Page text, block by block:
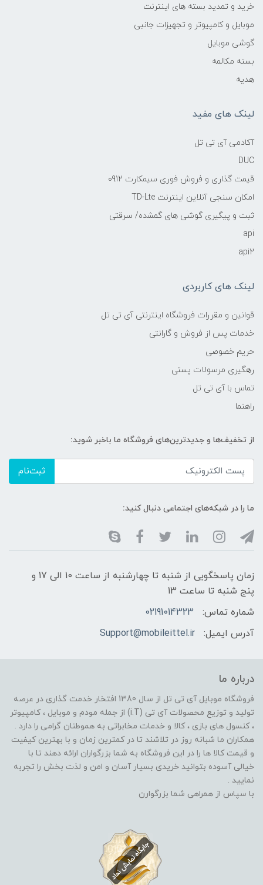
خرید و تمدید بسته های اینترنت
موبایل و کامپیوتر و تجهیزات جانبی
گوشی موبایل
بسته مکالمه
هدیه
لینک های مفید
آکادمی آی تی تل
DUC
قیمت گذاری و فروش فوری سیمکارت 0912
امکان سنجی آنلاین اینترنت TD-Lte
ثبت و پیگیری گوشی های گمشده/ سرقتی
api
api2
لینک های کاربردی
قوانین و مقررات فروشگاه اینترنتی آی تی تل
خدمات پس از فروش و گارانتی
حریم خصوصی
رهگیری مرسولات پستی
تماس با آی تی تل
راهنما
از تخفیف‌ها و جدیدترین‌های فروشگاه ما باخبر شوید:
ثبت‌نام
ما را در شبکه‌های اجتماعی دنبال کنید:
زمان پاسخگویی از شنبه تا چهارشنبه از ساعت 10 الی 17 و
پنج شنبه تا ساعت 13
شماره تماس:
02191014323
آدرس ایمیل:
Support@mobileittel.ir
درباره ما
فروشگاه موبایل آی تی تل از سال 1380 افتخار خدمت گذاری در عرصه
تولید و توزیع محصولات آی تی (i.T) از جمله مودم و موبایل ، کامپیوتر
، کنسول های بازی ، کالا و خدمات مخابراتی به هموطنان گرامی را دارد .
همکاران ما شبانه روز در تلاشند تا در کمترین زمان و با بهترین کیفیت
و قیمت کالا ها را در این فروشگاه به شما بزرگواران ارائه دهند تا با
خیالی آسوده بتوانید خریدی بسیار آسان و امن و لذت بخش را تجربه
نمایید .
با سپاس از همراهی شما بزرگوارن